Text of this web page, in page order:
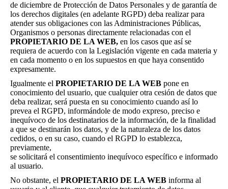
de diciembre de Protección de Datos Personales y de garantía de
los derechos digitales (en adelante RGPD) deba realizar para
atender sus obligaciones con las Administraciones Públicas,
Organismos o personas directamente relacionadas con el
PROPIETARIO DE LA WEB, en los casos que así se
requiera de acuerdo con la Legislación vigente en cada materia y
en cada momento o en los supuestos en que haya consentido
expresamente.
Igualmente el PROPIETARIO DE LA WEB pone en
conocimiento del usuario, que cualquier otra cesión de datos que
deba realizar, será puesta en su conocimiento cuando así lo
prevea el RGPD, informándole de modo expreso, preciso e
inequívoco de los destinatarios de la información, de la finalidad
a que se destinarán los datos, y de la naturaleza de los datos
cedidos, o en su caso, cuando el RGPD lo establezca,
previamente,
se solicitará el consentimiento inequívoco específico e informado
al usuario.
No obstante, el PROPIETARIO DE LA WEB informa al